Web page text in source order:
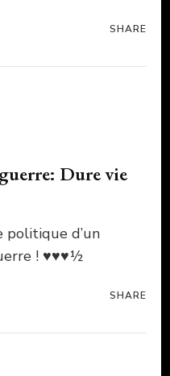
SHARE
Dure vie
politique d’un
! ♥♥♥½
SHARE